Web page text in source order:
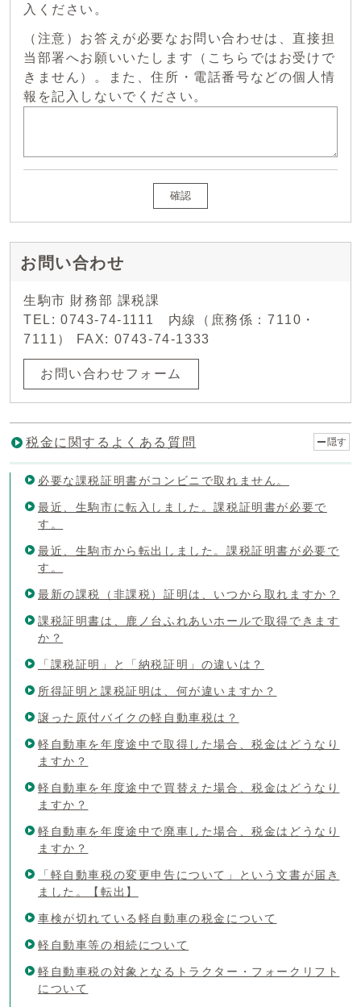
入ください。
（注意）お答えが必要なお問い合わせは、直接担
当部署へお願いいたします（こちらではお受けで
きません）。また、住所・電話番号などの個人情
報を記入しないでください。
確認
お問い合わせ
生駒市 財務部 課税課
TEL: 0743-74-1111 内線（庶務係：7110・
7111） FAX: 0743-74-1333
お問い合わせフォーム
税金に関するよくある質問 隠す
必要な課税証明書がコンビニで取れません。
最近、生駒市に転入しました。課税証明書が必要で
す。
最近、生駒市から転出しました。課税証明書が必要で
す。
最新の課税（非課税）証明は、いつから取れますか？
課税証明書は、鹿ノ台ふれあいホールで取得できます
か？
「課税証明」と「納税証明」の違いは？
所得証明と課税証明は、何が違いますか？
譲った原付バイクの軽自動車税は？
軽自動車を年度途中で取得した場合、税金はどうなり
ますか？
軽自動車を年度途中で買替えた場合、税金はどうなり
ますか？
軽自動車を年度途中で廃車した場合、税金はどうなり
ますか？
「軽自動車税の変更申告について」という文書が届き
ました。【転出】
車検が切れている軽自動車の税金について
軽自動車等の相続について
軽自動車税の対象となるトラクター・フォークリフト
について